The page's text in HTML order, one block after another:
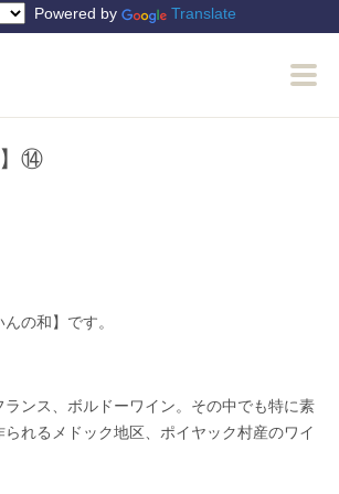
Powered by Translate
】⑭
の和】です。
ンス、ボルドーワイン。その中でも特に素
れるメドック地区、ポイヤック村産のワイ